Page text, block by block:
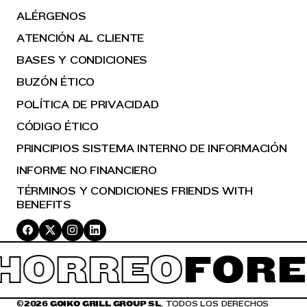
ALÉRGENOS
ATENCIÓN AL CLIENTE
BASES Y CONDICIONES
BUZÓN ÉTICO
POLÍTICA DE PRIVACIDAD
CÓDIGO ÉTICO
PRINCIPIOS SISTEMA INTERNO DE INFORMACIÓN
INFORME NO FINANCIERO
TÉRMINOS Y CONDICIONES FRIENDS WITH
BENEFITS
©2026 GOIKO GRILL GROUP SL, TODOS LOS DERECHOS